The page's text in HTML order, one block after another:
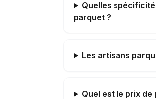
Quelles
parquet ?
Les artisans
Quel est le prix de